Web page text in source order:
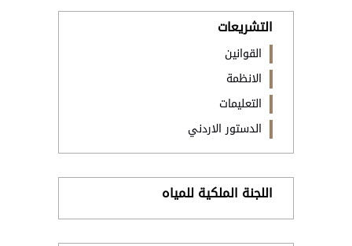
التشريعات
القوانين
الانظمة
التعليمات
الدستور الاردني
اللجنة الملكية للمياه